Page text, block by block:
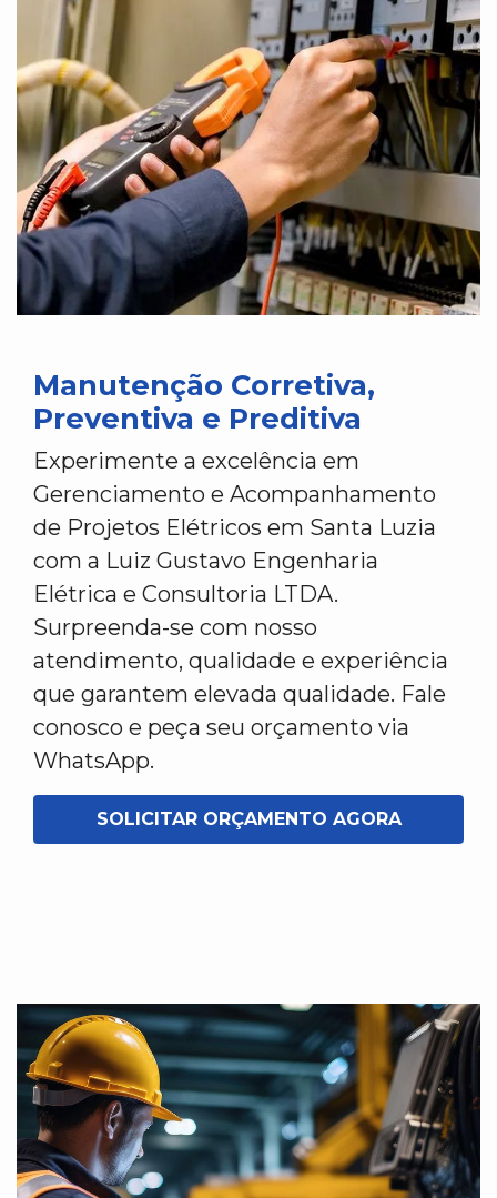
Manutenção Corretiva,
Preventiva e Preditiva
Experimente a excelência em
Gerenciamento e Acompanhamento
de Projetos Elétricos em Santa Luzia
com a Luiz Gustavo Engenharia
Elétrica e Consultoria LTDA.
Surpreenda-se com nosso
atendimento, qualidade e experiência
que garantem elevada qualidade. Fale
conosco e peça seu orçamento via
WhatsApp.
SOLICITAR ORÇAMENTO AGORA